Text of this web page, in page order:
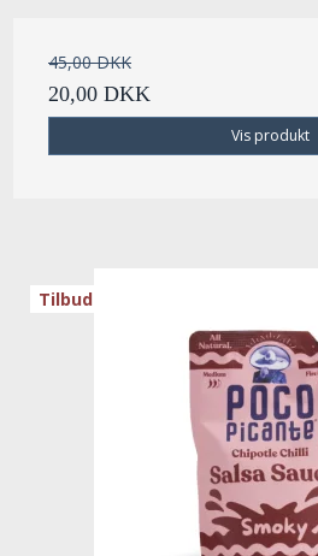
45,00 DKK
20,00 DKK
Vis produkt
Tilbud